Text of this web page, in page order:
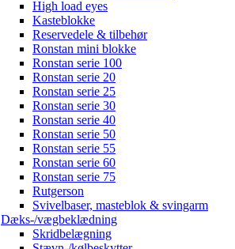
High load eyes
Kasteblokke
Reservedele & tilbehør
Ronstan mini blokke
Ronstan serie 100
Ronstan serie 20
Ronstan serie 25
Ronstan serie 30
Ronstan serie 40
Ronstan serie 50
Ronstan serie 55
Ronstan serie 60
Ronstan serie 75
Rutgerson
Svivelbaser, masteblok & svingarm
Dæks-/vægbeklædning
Skridbelægning